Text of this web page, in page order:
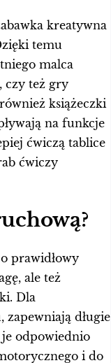
kreatywna
temu
malca
czy też gry
książeczki
na funkcje
ćwiczą tablice
ćwiczy
prawidłowy
ale też
Dla
zapewniają długie
je odpowiednio
i do